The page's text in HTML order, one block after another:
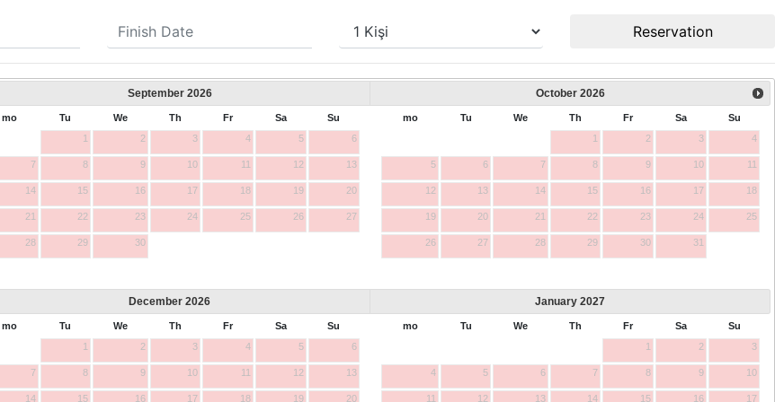
Reservation
September 2026
mo Tu We Th Fr Sa
Su
1
2 3 4 5 6
7 8 9 10 11 12 13
14 15 16 17 18 19 20
21 22 23 24 25 26 27
28 29 30
October 2026
mo Tu We Th Fr Sa
Su
1
2 3 4
5 6 7 8 9 10 11
12 13 14 15 16 17 18
19 20 21 22 23 24 25
26 27 28 29 30 31
December 2026
mo Tu We Th Fr Sa
Su
1
2 3 4 5 6
7 8 9 10 11 12 13
14 15 16 17 18 19 20
January 2027
mo Tu We Th Fr Sa
Su
1
2 3
4 5 6 7 8 9 10
11 12 13 14 15 16 17